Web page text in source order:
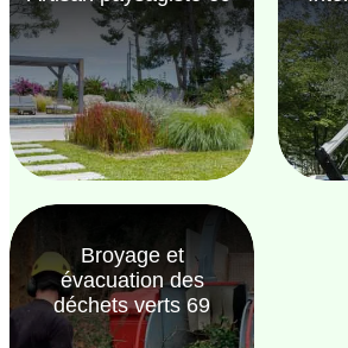
Broyage et
évacuation des
déchets verts 69